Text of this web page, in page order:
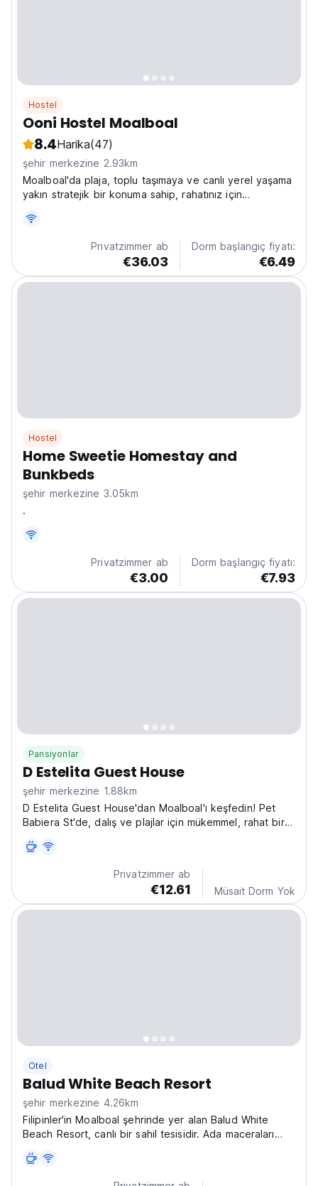
Hostel
Ooni Hostel Moalboal
8.4Harika(47)
şehir merkezine 2.93km
Moalboal'da plaja, toplu taşımaya ve canlı yerel yaşama
yakın stratejik bir konuma sahip, rahatınız için
ve macera, topluluk ve uygun fiyatla dolu bir dünyayı
keşfedebileceğiniz yeni oluşturulmuş bir...
Privatzimmer ab
€36.03
Dorm başlangıç fiyatı:
€6.49
Hostel
Home Sweetie Homestay and
Bunkbeds
şehir merkezine 3.05km
.
Privatzimmer ab
€3.00
Dorm başlangıç fiyatı:
€7.93
Pansiyonlar
D Estelita Guest House
şehir merkezine 1.88km
D Estelita Guest House'dan Moalboal'ı keşfedin! Pet
Babiera St'de, dalış ve plajlar için mükemmel, rahat bir
hayranları için en iyi konuk evi! (Auto-translated from
Privatzimmer ab
€12.61 Müsait Dorm Yok
Otel
Balud White Beach Resort
şehir merkezine 4.26km
Filipinler'in Moalboal şehrinde yer alan Balud White
Beach Resort, canlı bir sahil tesisidir. Ada maceraları
Moalboal'da dalış ve şnorkelle yüzme için en iyi
tesislerden biridir. (Auto-translated from original...